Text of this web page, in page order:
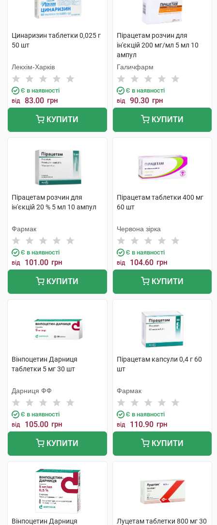
Цинаризин таблетки 0,025 г
50 шт
Лекхім-Харків
Є в наявності
від 83.00 грн
КУПИТИ
Пірацетам розчин для
ін'єкцій 200 мг/мл 5 мл 10
ампул
Галичфарм
Є в наявності
від 90.30 грн
КУПИТИ
Пірацетам розчин для
ін'єкцій 20 % 5 мл 10 ампул
Фармак
Є в наявності
від 101.00 грн
КУПИТИ
Пірацетам таблетки 400 мг
60 шт
Червона зірка
Є в наявності
від 104.60 грн
КУПИТИ
Вінпоцетин Дарниця
таблетки 5 мг 30 шт
Дарниця ФФ
Є в наявності
від 105.00 грн
КУПИТИ
Пірацетам капсули 0,4 г 60
шт
Фармак
Є в наявності
від 110.90 грн
КУПИТИ
Вінпоцетин Дарниця Луцетам таблетки 800 мг 30